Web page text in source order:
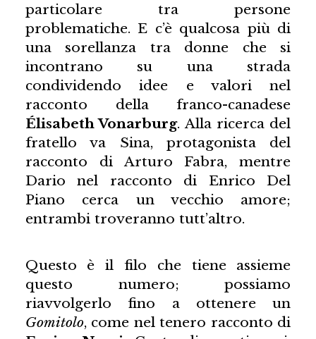
particolare tra persone
problematiche. E c’è qualcosa più di
una sorellanza tra donne che si
incontrano su una strada
condividendo idee e valori nel
racconto della franco-canadese
Élisabeth Vonarburg. Alla ricerca del
fratello va Sina, protagonista del
racconto di Arturo Fabra, mentre
Dario nel racconto di Enrico Del
Piano cerca un vecchio amore;
entrambi troveranno tutt’altro.
Questo è il filo che tiene assieme
questo numero; possiamo
riavvolgerlo fino a ottenere un
Gomitolo, come nel tenero racconto di